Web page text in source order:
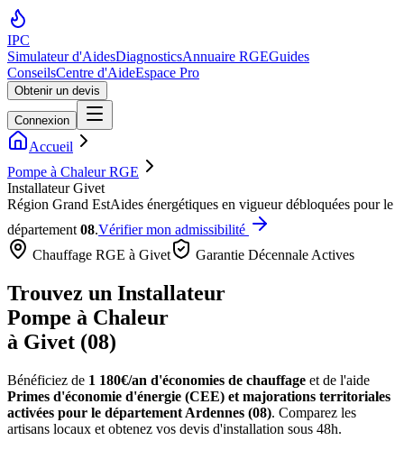
IPC
Simulateur d'AidesDiagnosticsAnnuaire RGEGuides
ConseilsCentre d'AideEspace Pro
Obtenir un devis
Connexion
Accueil
Pompe à Chaleur RGE
Installateur Givet
Région Grand EstAides énergétiques en vigueur débloquées pour le
département 08.Vérifier mon admissibilité
Chauffage RGE à Givet Garantie Décennale Actives
Trouvez un Installateur
Pompe à Chaleur
à Givet (08)
Bénéficiez de 1 180€/an d'économies de chauffage et de l'aide
Primes d'économie d'énergie (CEE) et majorations territoriales
activées pour le département Ardennes (08). Comparez les
artisans locaux et obtenez vos devis d'installation sous 48h.